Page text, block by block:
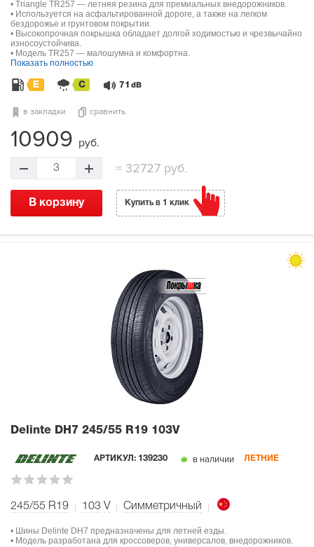
• Triangle TR257 — летняя резина для премиальных внедорожников.
• Используется на асфальтированной дороге, а также на легком
бездорожье и грунтовом покрытии.
• Высокопрочная покрышка обладает долгой ходимостью и чрезвычайно
износоустойчива.
• Модель TR257 — малошумна и комфортна.
Показать полностью
E C 71 dB
в закладки сравнить
10909 руб.
3 =32727 руб.
В корзину Купить в 1 клик
Delinte DH7 245/55 R19 103V
АРТИКУЛ: 139230 в наличии ЛЕТНИЕ
245/55 R19 103 V Симметричный
• Шины Delinte DH7 предназначены для летней езды.
• Модель разработана для кроссоверов, универсалов, внедорожников.